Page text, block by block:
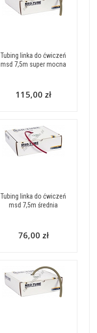
Tubing linka do ćwiczeń
msd 7,5m super mocna
115,00 zł
Tubing linka do ćwiczeń
msd 7,5m średnia
76,00 zł